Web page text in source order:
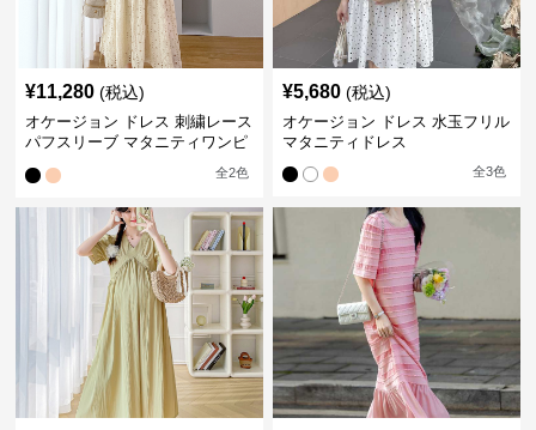
¥11,280 (税込)
オケージョン ドレス 刺繍レース
パフスリーブ マタニティワンピ
全2色
¥5,680 (税込)
オケージョン ドレス 水玉フリル
マタニティドレス
全3色